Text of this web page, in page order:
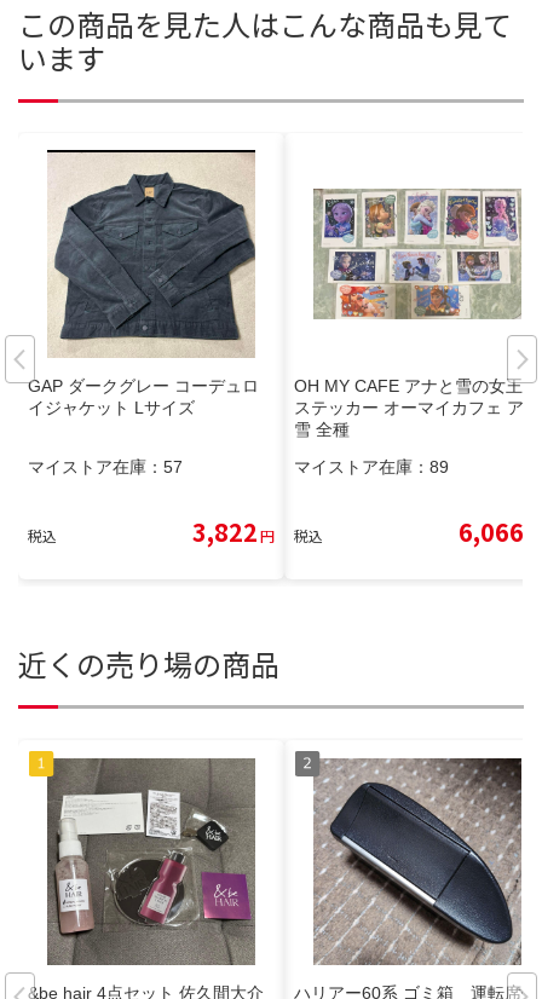
この商品を見た人はこんな商品も見て
います
GAP ダークグレー コーデュロ
イジャケット Lサイズ
マイストア在庫： 57
税込 3,822円
OH MY CAFE アナと雪の女王
ステッカー オーマイカフェ アナ
雪 全種
マイストア在庫： 89
税込 6,066
近くの売り場の商品
&be hair 4点セット 佐久間大介 ハリアー60系 ゴミ箱 運転席側